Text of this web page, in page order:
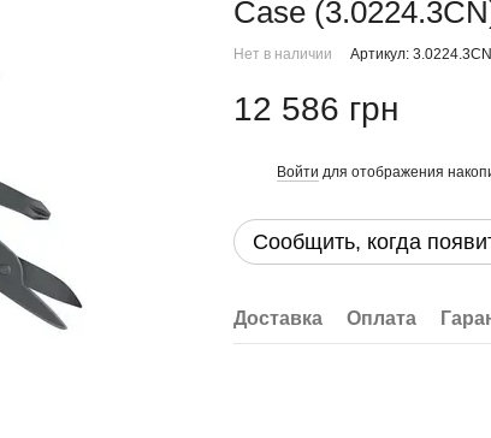
Case
Нет в наличии Артикул: 3.0224.3CN
12 586 грн
Войти для отображения
Сообщить, когда
Доставка Оплата